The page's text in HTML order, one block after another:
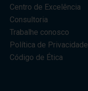
Centro de Excelência
Consultoria
Trabalhe conosco
Política de Privacidade
Código de Ética